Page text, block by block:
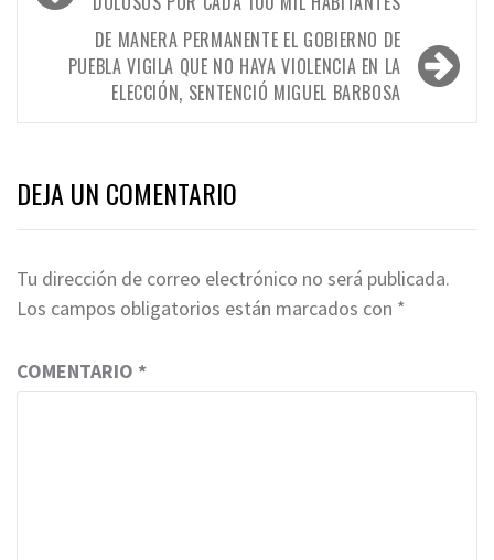
de
entradasDE MANERA PERMANENTE EL GOBIERNO DE
PUEBLA VIGILA QUE NO HAYA VIOLENCIA EN LA
ELECCIÓN, SENTENCIÓ MIGUEL BARBOSA
DEJA UN COMENTARIO
Tu dirección de correo electrónico no será publicada.
Los campos obligatorios están marcados con *
COMENTARIO *